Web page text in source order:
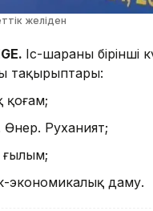
желіден
Іс-шараның бірінші
тақырыптары:
қоғам;
Руханият;
ғылым;
экономикалық даму.